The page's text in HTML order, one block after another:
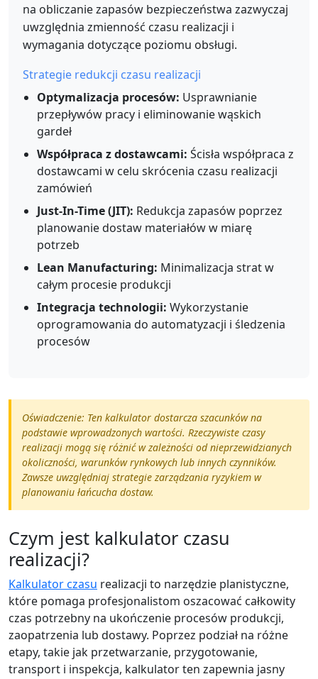
na obliczanie zapasów bezpieczeństwa zazwyczaj
uwzględnia zmienność czasu realizacji i
wymagania dotyczące poziomu obsługi.
Strategie redukcji czasu realizacji
Optymalizacja procesów: Usprawnianie
przepływów pracy i eliminowanie wąskich
gardeł
Współpraca z dostawcami: Ścisła współpraca z
dostawcami w celu skrócenia czasu realizacji
zamówień
Just-In-Time (JIT): Redukcja zapasów poprzez
planowanie dostaw materiałów w miarę
potrzeb
Lean Manufacturing: Minimalizacja strat w
całym procesie produkcji
Integracja technologii: Wykorzystanie
oprogramowania do automatyzacji i śledzenia
procesów
Oświadczenie: Ten kalkulator dostarcza szacunków na
podstawie wprowadzonych wartości. Rzeczywiste czasy
realizacji mogą się różnić w zależności od nieprzewidzianych
okoliczności, warunków rynkowych lub innych czynników.
Zawsze uwzględniaj strategie zarządzania ryzykiem w
planowaniu łańcucha dostaw.
Czym jest kalkulator czasu
realizacji?
Kalkulator czasu realizacji to narzędzie planistyczne,
które pomaga profesjonalistom oszacować całkowity
czas potrzebny na ukończenie procesów produkcji,
zaopatrzenia lub dostawy. Poprzez podział na różne
etapy, takie jak przetwarzanie, przygotowanie,
transport i inspekcja, kalkulator ten zapewnia jasny